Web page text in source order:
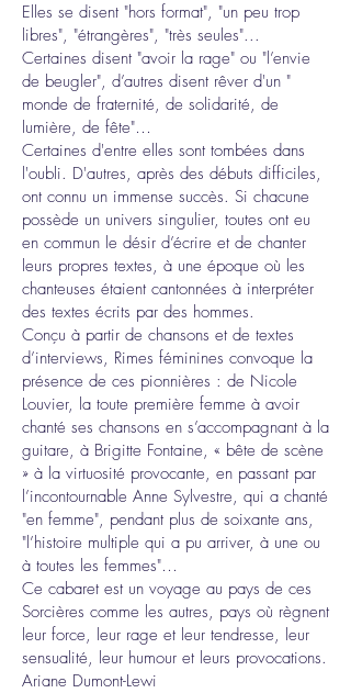
Elles se disent "hors format", "un peu trop
libres", "étrangères", "très seules"...
Certaines disent "avoir la rage" ou "l’envie
de beugler", d’autres disent rêver d'un "
monde de fraternité, de solidarité, de
lumière, de fête"…
Certaines d'entre elles sont tombées dans
l'oubli. D'autres, après des débuts difficiles,
ont connu un immense succès. Si chacune
possède un univers singulier, toutes ont eu
en commun le désir d’écrire et de chanter
leurs propres textes, à une époque où les
chanteuses étaient cantonnées à interpréter
des textes écrits par des hommes.
Conçu à partir de chansons et de textes
d’interviews, Rimes féminines convoque la
présence de ces pionnières : de Nicole
Louvier, la toute première femme à avoir
chanté ses chansons en s’accompagnant à la
guitare, à Brigitte Fontaine, « bête de scène
» à la virtuosité provocante, en passant par
l’incontournable Anne Sylvestre, qui a chanté
"en femme", pendant plus de soixante ans,
"l’histoire multiple qui a pu arriver, à une ou
à toutes les femmes"…
Ce cabaret est un voyage au pays de ces
Sorcières comme les autres, pays où règnent
leur force, leur rage et leur tendresse, leur
sensualité, leur humour et leurs provocations.
Ariane Dumont-Lewi